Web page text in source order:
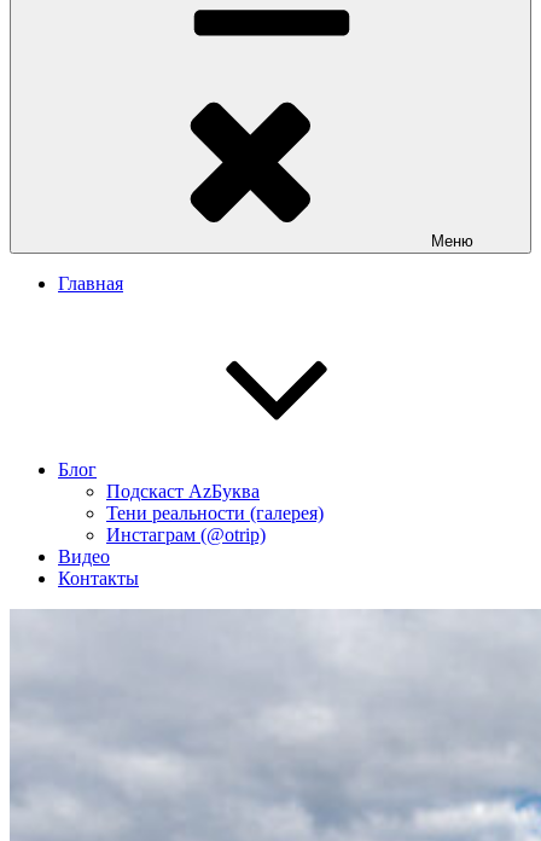
Меню
Главная
Блог
Подскаст АzБуква
Тени реальности (галерея)
Инстаграм (@otrip)
Видео
Контакты